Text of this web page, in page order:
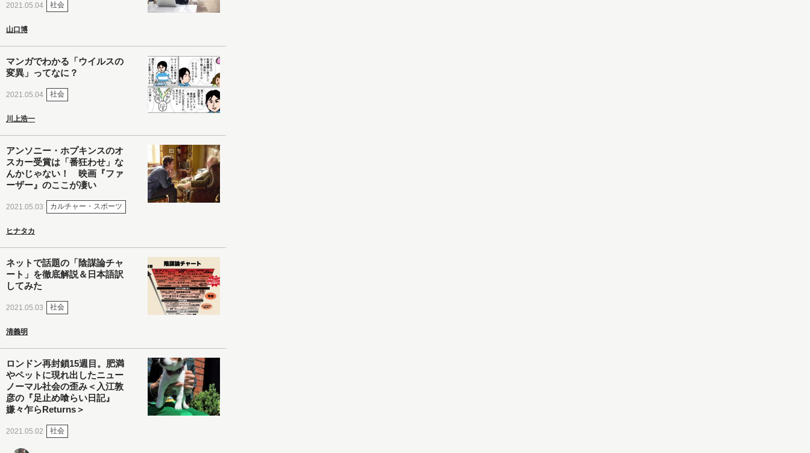
2021.05.04 社会
山口博
マンガでわかる「ウイルスの
変異」ってなに？
2021.05.04 社会
川上浩一
アンソニー・ホプキンスのオ
スカー受賞は「番狂わせ」な
んかじゃない！ 映画『ファ
ーザー』のここが凄い
2021.05.03 カルチャー・スポーツ
ヒナタカ
ネットで話題の「陰謀論チャ
ート」を徹底解説＆日本語訳
してみた
2021.05.03 社会
清義明
ロンドン再封鎖15週目。肥満
やペットに現れ出したニュー
ノーマル社会の歪み＜入江敦
彦の『足止め喰らい日記』
嫌々乍らReturns＞
2021.05.02 社会